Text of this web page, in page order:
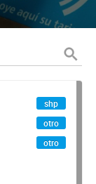
shp
otro
otro